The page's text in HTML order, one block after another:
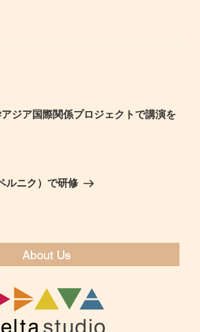
ジア国際関係プロジェクトで講演を
ルニク）で研修